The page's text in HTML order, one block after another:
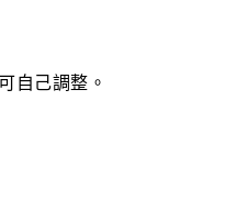
自己調整。